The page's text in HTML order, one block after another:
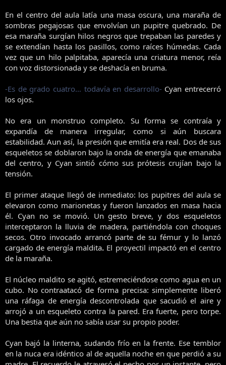
En el centro del aula latía una masa oscura, una maraña de
sombras pegajosas que envolvían un pupitre quebrado. De
esa maraña surgían hilos negros que trepaban las paredes y
se extendían hasta los pasillos, como raíces húmedas. Cada
vez que un hilo palpitaba, aparecía una criatura menor, reía
con voz distorsionada y se deshacía en bruma.
-Es de grado cuatro… todavía en desarrollo-Cyan entrecerró
los ojos.
No era un monstruo completo. Su forma se contraía y
expandía de manera irregular, como si aún buscara
estabilidad. Aun así, la presión que emitía era real. Dos de sus
esqueletos se doblaron bajo la onda de energía que emanaba
del centro, y Cyan sintió cómo sus prótesis crujían bajo la
tensión.
El primer ataque llegó de inmediato: los pupitres del aula se
elevaron como marionetas y fueron lanzados en masa hacia
él. Cyan no se movió. Un gesto breve, y dos esqueletos
interceptaron la lluvia de madera, partiéndola con choques
secos. Otro invocado arrancó parte de su fémur y lo lanzó
cargado de energía maldita. El proyectil impactó en el centro
de la maraña.
El núcleo maldito se agitó, estremeciéndose como agua en un
cubo. No contraatacó de forma precisa: simplemente liberó
una ráfaga de energía descontrolada que sacudió el aire y
arrojó a un esqueleto contra la pared. Era fuerte, pero torpe.
Una bestia que aún no sabía usar su propio poder.
Cyan bajó la linterna, sudando frío en la frente. Ese temblor
en la nuca era idéntico al de aquella noche en que perdió a su